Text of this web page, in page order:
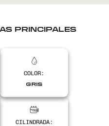
PRINCIPALES
COLOR:
GRIS
CILINDRADA: